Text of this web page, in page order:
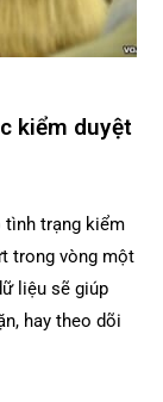
kiểm duyệt
tình trạng kiểm
trong vòng một
liệu sẽ giúp
hay theo dõi